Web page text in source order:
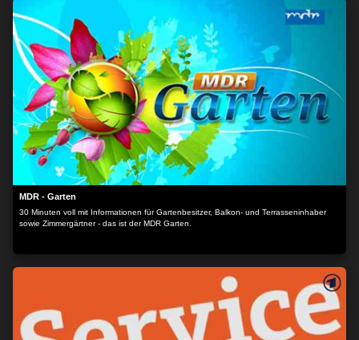
MDR - Garten
30 Minuten voll mit Informationen für Gartenbesitzer, Balkon- und Terrasseninhaber
sowie Zimmergärtner - das ist der MDR Garten.